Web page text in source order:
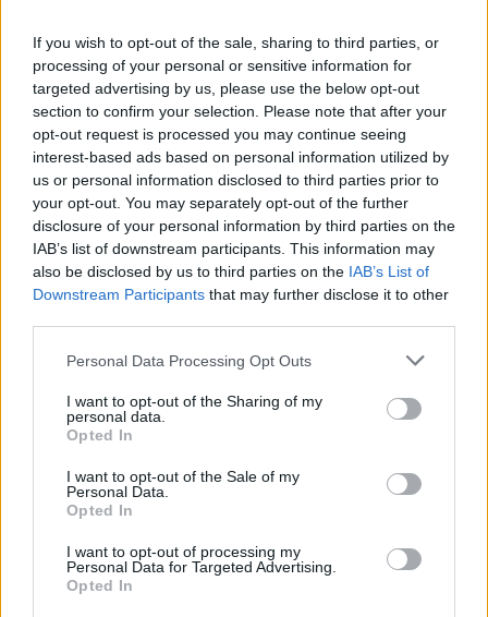
If you wish to opt-out of the sale, sharing to third parties, or
processing of your personal or sensitive information for
targeted advertising by us, please use the below opt-out
section to confirm your selection. Please note that after your
opt-out request is processed you may continue seeing
interest-based ads based on personal information utilized by
us or personal information disclosed to third parties prior to
your opt-out. You may separately opt-out of the further
disclosure of your personal information by third parties on the
IAB’s list of downstream participants. This information may
also be disclosed by us to third parties on the IAB’s List of
Downstream Participants that may further disclose it to other
Please note that this website/app uses one or more Google
not limited to your visit or usage behaviour. You may click to
grant or deny consent to Google and its third-party tags to
use your data for below specified purposes in below Google
consent section.
Personal Data Processing Opt Outs
I want to opt-out of the Sharing of my
personal data.
Opted In
I want to opt-out of the Sale of my
Personal Data.
Opted In
I want to opt-out of processing my
Personal Data for Targeted Advertising.
Opted In
Η Chery επενδύει 75 εκατ. δολάρια στην KG Mobility
Το FIAT 500 Hybrid τώρα
από 18.990 ευρώ
της συνεργασίας τους μέχρι
18η συνεχόμενη χρονιά για τον ΟΤΕ στη διεθνή σειρά